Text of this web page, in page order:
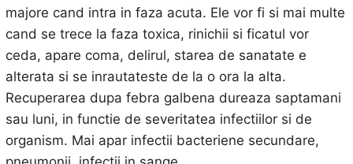
majore cand intra in faza acuta. Ele vor fi si mai multe
cand se trece la faza toxica, rinichii si ficatul vor
ceda, apare coma, delirul, starea de sanatate e
alterata si se inrautateste de la o ora la alta.
Recuperarea dupa febra galbena dureaza saptamani
sau luni, in functie de severitatea infectiilor si de
organism. Mai apar infectii bacteriene secundare,